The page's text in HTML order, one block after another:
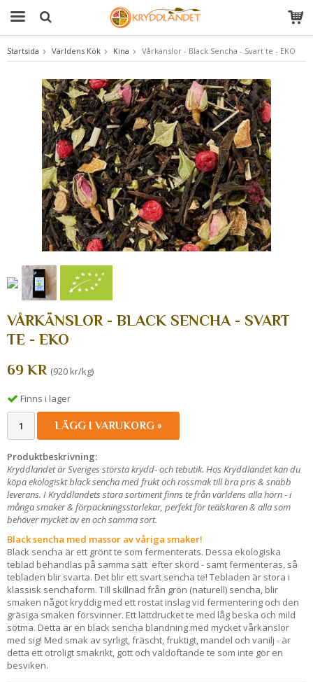
Produkten har blivit tillagd i varukorgen
Startsida Världens Kök Kina Vårkänslor - Black Sencha - Svart te - EKO
VÅRKÄNSLOR - BLACK SENCHA - SVART
TE - EKO
69 KR (920 kr/kg)
Finns i lager
LÄGG I VARUKORG »
Produktbeskrivning:
Kryddlandet är Sveriges största krydd- och tebutik. Hos Kryddlandet kan du
köpa ekologiskt black sencha med frukt och rossmak till bra pris & snabb
leverans. I Kryddlandets stora sortiment finns te från världens alla hörn - i
många smaker & förpackningsstorlekar, perfekt för teälskaren & alla som
behöver mycket av en och samma sort.
Black sencha med massor av våriga smaker!
Black sencha är ett grönt te som fermenterats. Dessa ekologiska
teblad behandlas på samma sätt efter skörd - samt fermenteras, så
tebladen blir svarta. Det blir ett svart sencha te! Tebladen är stora i
klassisk senchaform. Till skillnad från grön (naturell) sencha, blir
smaken något kryddig med ett rostat inslag vid fermentering och den
gräsiga smaken försvinner. Ett lättdrucket te med låg beska och mild
sötma. Detta är en black sencha blandning med mycket vårkänslor
med sig! Med smak av syrligt, fräscht, fruktigt, mandel och vanilj - är
detta ett otroligt smakrikt, gott och väldoftande te som inte gör en
besviken.